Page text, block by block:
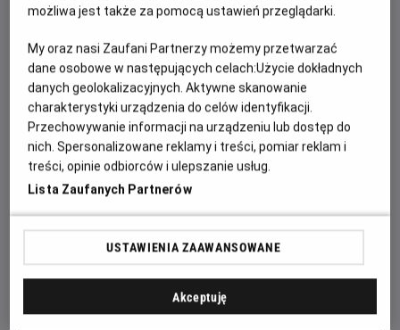
Routesetting to sztuka, która kształtuje doświadczenia
routesetterów w procesie przygotowywania dróg na
największe zawody w Polsce. Dróg, które nie tylko
wymagają od zawodników siły i techniki, ale także
pobudzają wyobraźnię i kreują niezapomniane widowisko.
Reżyseria: Wojtek Kozakiewicz
Produkcja: Polska
Rok: 2025
Czas: 24 min
WYRÓŻNIENIE NA 30. FESTIWALU GÓRSKIM
możliwa jest także za pomocą ustawień przeglądarki.
My oraz nasi Zaufani Partnerzy możemy przetwarzać
dane osobowe w następujących celach:Użycie dokładnych
danych geolokalizacyjnych. Aktywne skanowanie
charakterystyki urządzenia do celów identyfikacji.
Przechowywanie informacji na urządzeniu lub dostęp do
nich. Spersonalizowane reklamy i treści, pomiar reklam i
treści, opinie odbiorców i ulepszanie usług.
Lista Zaufanych Partnerów
USTAWIENIA ZAAWANSOWANE
Akceptuję